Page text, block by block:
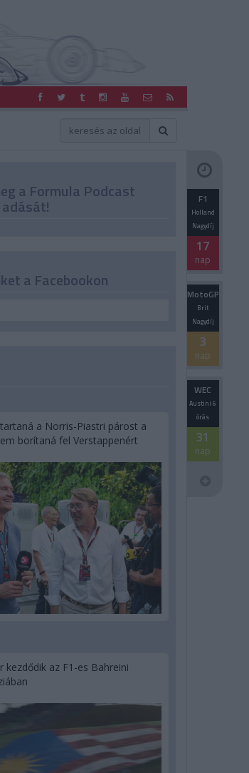
a Formula Podcast F1
Holland
Nagydíj
17
nap
MotoGP
Brit
Nagydíj
3
nap
WEC
Austini 6
órás
31
nap
a Facebookon
a Norris-Piastri párost a
borítaná fel Verstappenért
kezdődik az F1-es Bahreini